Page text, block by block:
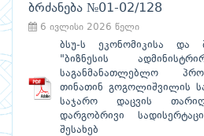
ბრძანება №01-02/128
6 ივლისი 2026 წელი
ბსუ-ს ეკონომიკისა და
"ბიზნესის
საგანმანათლებლო
თინათინ გოგოლიშვილის
საჯარო დაცვის
დარგობრივი
შესახებ